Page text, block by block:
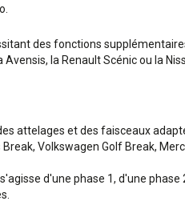
des fonctions
la Renault Scénic ou la
attelages et des faisceaux
Volkswagen Golf Break,
d'une phase 1, d'une